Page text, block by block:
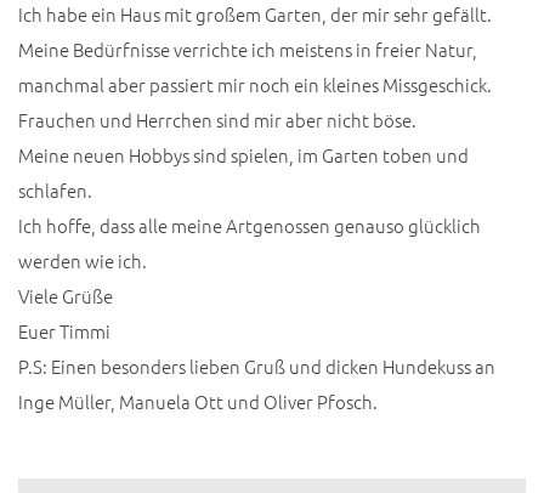
Ich habe ein Haus mit großem Garten, der mir sehr gefällt.
Meine Bedürfnisse verrichte ich meistens in freier Natur,
manchmal aber passiert mir noch ein kleines Missgeschick.
Frauchen und Herrchen sind mir aber nicht böse.
Meine neuen Hobbys sind spielen, im Garten toben und
schlafen.
Ich hoffe, dass alle meine Artgenossen genauso glücklich
werden wie ich.
Viele Grüße
Euer Timmi
P.S: Einen besonders lieben Gruß und dicken Hundekuss an
Inge Müller, Manuela Ott und Oliver Pfosch.